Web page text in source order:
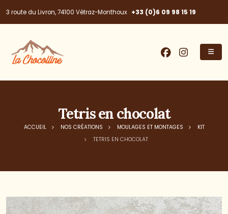
3 route du Livron, 74100 Vétraz-Monthoux +33 (0)6 09 98 15 19
Tetris en chocolat
ACCUEIL NOS CRÉATIONS MOULAGES ET MONTAGES
KIT
TETRIS EN CHOCOLAT